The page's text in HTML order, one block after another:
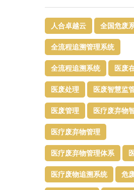
人合卓越云 全国危废
全流程追溯管理系统
全流程追溯系统 医废
医废处理 医废智慧监
医废管理 医疗废弃物
医疗废弃物管理​
医疗废弃物管理体系
医疗废物追溯系统 危